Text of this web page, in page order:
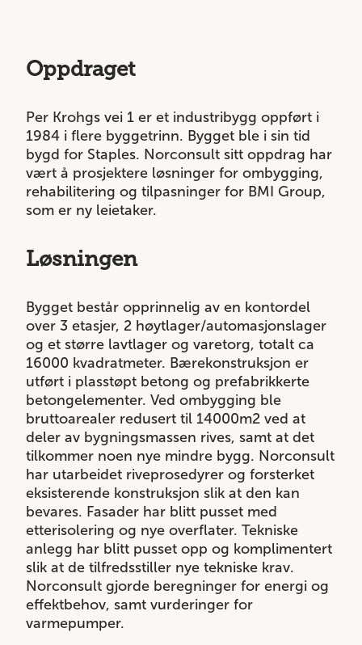
Oppdraget
Per Krohgs vei 1 er et industribygg oppført i
1984 i flere byggetrinn. Bygget ble i sin tid
bygd for Staples. Norconsult sitt oppdrag har
vært å prosjektere løsninger for ombygging,
rehabilitering og tilpasninger for BMI Group,
som er ny leietaker.
Løsningen
Bygget består opprinnelig av en kontordel
over 3 etasjer, 2 høytlager/automasjonslager
og et større lavtlager og varetorg, totalt ca
16000 kvadratmeter. Bærekonstruksjon er
utført i plasstøpt betong og prefabrikkerte
betongelementer. Ved ombygging ble
bruttoarealer redusert til 14000m2 ved at
deler av bygningsmassen rives, samt at det
tilkommer noen nye mindre bygg. Norconsult
har utarbeidet riveprosedyrer og forsterket
eksisterende konstruksjon slik at den kan
bevares. Fasader har blitt pusset med
etterisolering og nye overflater. Tekniske
anlegg har blitt pusset opp og komplimentert
slik at de tilfredsstiller nye tekniske krav.
Norconsult gjorde beregninger for energi og
effektbehov, samt vurderinger for
varmepumper.